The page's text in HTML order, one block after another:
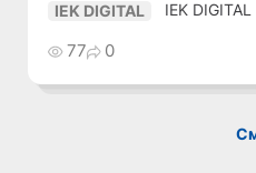
IEK DIGITAL IEK
77 0